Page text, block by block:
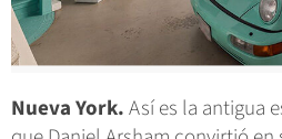
Nueva York.Así es la antigua